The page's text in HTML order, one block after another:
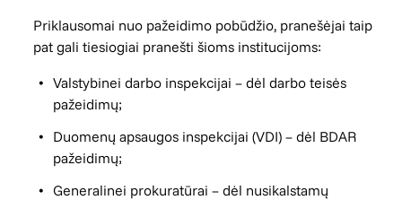
Priklausomai nuo pažeidimo pobūdžio, pranešėjai taip
pat gali tiesiogiai pranešti šioms institucijoms:
Valstybinei darbo inspekcijai – dėl darbo teisės
pažeidimų;
Duomenų apsaugos inspekcijai (VDI) – dėl BDAR
pažeidimų;
Generalinei prokuratūrai – dėl nusikalstamų